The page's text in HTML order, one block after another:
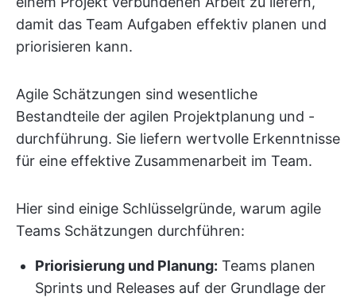
damit das Team Aufgaben effektiv planen und
priorisieren kann.
Agile Schätzungen sind wesentliche
Bestandteile der agilen Projektplanung und -
durchführung. Sie liefern wertvolle Erkenntnisse
für eine effektive Zusammenarbeit im Team.
Hier sind einige Schlüsselgründe, warum agile
Teams Schätzungen durchführen:
Priorisierung und Planung: Teams planen
Sprints und Releases auf der Grundlage der